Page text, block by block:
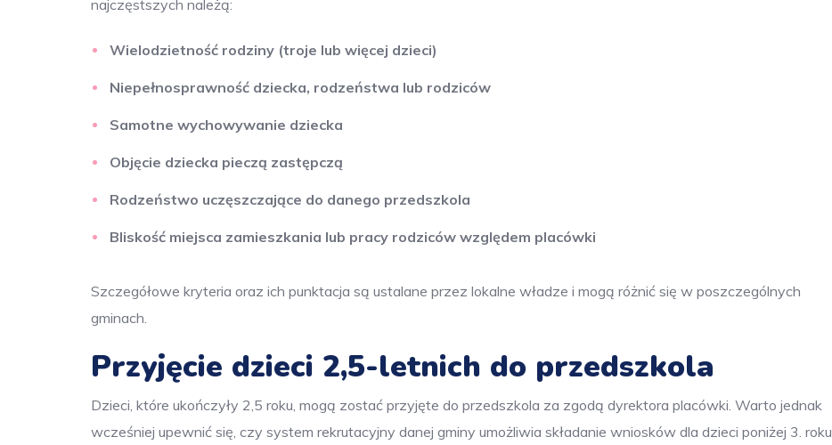
najczęstszych należą:
Wielodzietność rodziny (troje lub więcej dzieci)
Niepełnosprawność dziecka, rodzeństwa lub rodziców
Samotne wychowywanie dziecka
Objęcie dziecka pieczą zastępczą
Rodzeństwo uczęszczające do danego przedszkola
Bliskość miejsca zamieszkania lub pracy rodziców względem placówki
Szczegółowe kryteria oraz ich punktacja są ustalane przez lokalne władze i mogą różnić się w poszczególnych
gminach.
Przyjęcie dzieci 2,5-letnich do przedszkola
Dzieci, które ukończyły 2,5 roku, mogą zostać przyjęte do przedszkola za zgodą dyrektora placówki. Warto jednak
wcześniej upewnić się, czy system rekrutacyjny danej gminy umożliwia składanie wniosków dla dzieci poniżej 3. roku